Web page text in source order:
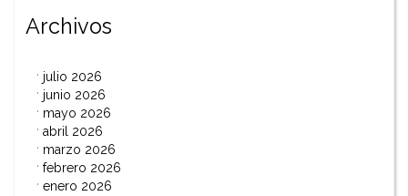
Archivos
julio 2026
junio 2026
mayo 2026
abril 2026
marzo 2026
febrero 2026
enero 2026